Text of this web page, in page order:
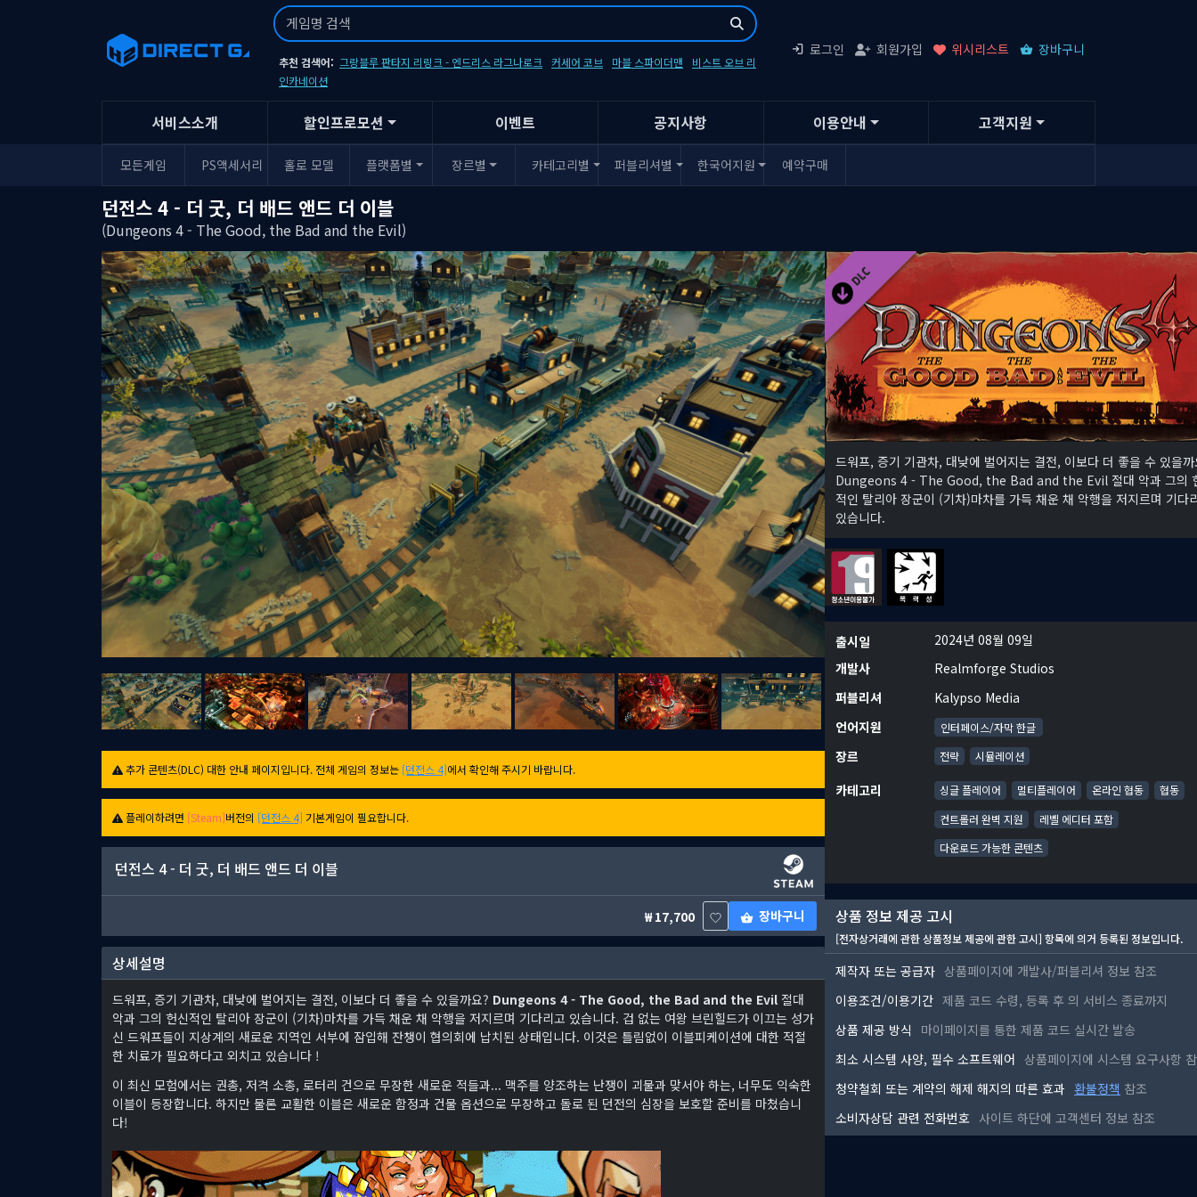
추천 검색어: 그랑블루 판타지 리링크 - 엔드리스 라그나로크 커세어 코브 마블 스파이더맨
비스트 오브 리
인카네이션
로그인 회원가입 위시리스트 장바구니
서비스소개 할인프로모션 이벤트 공지사항 이용안내 고객지원
모든게임 PS액세서리 홀로 모델 플랫폼별 장르별 카테고리별 퍼블리셔별 한국어지원 예약구매
던전스 4 - 더 굿, 더 배드 앤드 더 이블
(Dungeons 4 - The Good, the Bad and the Evil)
추가 콘텐츠(DLC) 대한 안내 페이지입니다. 전체 게임의 정보는 [던전스 4]에서 확인해 주시기 바랍니다.
플레이하려면 [Steam]버전의 [던전스 4] 기본게임이 필요합니다.
던전스 4 - 더 굿, 더 배드 앤드 더 이블
17,700 장바구니
상세설명
드워프, 증기 기관차, 대낮에 벌어지는 결전, 이보다 더 좋을 수 있을까요? Dungeons 4 - The Good, the Bad and the Evil 절대
악과 그의 헌신적인 탈리아 장군이 (기차)마차를 가득 채운 채 악행을 저지르며 기다리고 있습니다. 겁 없는 여왕 브린힐드가 이끄는 성가
신 드워프들이 지상계의 새로운 지역인 서부에 잠입해 잔챙이 협의회에 납치된 상태입니다. 이것은 틀림없이 이블피케이션에 대한 적절
한 치료가 필요하다고 외치고 있습니다 !
이 최신 모험에서는 권총, 저격 소총, 로터리 건으로 무장한 새로운 적들과... 맥주를 양조하는 난쟁이 괴물과 맞서야 하는, 너무도 익숙한
이블이 등장합니다. 하지만 물론 교활한 이블은 새로운 함정과 건물 옵션으로 무장하고 돌로 된 던전의 심장을 보호할 준비를 마쳤습니
다!
드워프, 증기 기관차, 대낮에 벌어지는 결전, 이보다 더 좋을 수 있을
Dungeons 4 - The Good, the Bad and the Evil 절대 악과 그의
적인 탈리아 장군이 (기차)마차를 가득 채운 채 악행을 저지르며 기다
있습니다.
출시일
2024년 08월 09일
개발사
Realmforge Studios
퍼블리셔
Kalypso Media
언어지원
인터페이스/자막 한글
장르 전략 시뮬레이션
카테고리 싱글 플레이어 멀티플레이어 온라인 협동
협동
컨트롤러 완벽 지원
레벨 에디터 포함
다운로드 가능한 콘텐츠
상품 정보 제공 고시
[전자상거래에 관한 상품정보 제공에 관한 고시] 항목에 의거 등록된 정보입니다.
제작자 또는 공급자 상품페이지에 개발사/퍼블리셔 정보 참조
이용조건/이용기간 제품 코드 수령, 등록 후 의 서비스 종료까지
상품 제공 방식
마이페이지를 통한 제품 코드 실시간 발송
최소 시스템 사양, 필수 소프트웨어 상품페이지에 시스템 요구사항
청약철회 또는 계약의 해제 해지의 따른 효과 환불정책 참조
소비자상담 관련 전화번호 사이트 하단에 고객센터 정보 참조